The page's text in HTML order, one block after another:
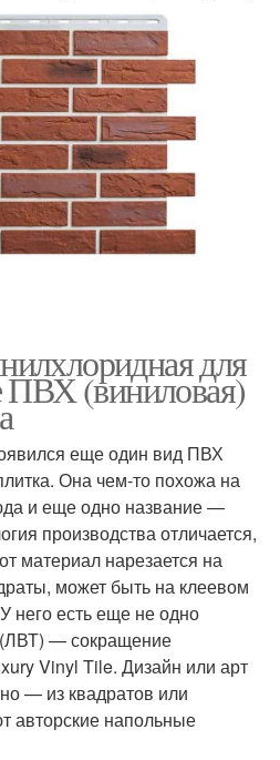
для
ПВХ (виниловая)
еще один вид ПВХ
Она чем-то похожа на
и еще одно название —
производства отличается,
материал нарезается на
может быть на клеевом
него есть еще не одно
— сокращение
Vinyl Tile. Дизайн или арт
— из квадратов или
авторские напольные